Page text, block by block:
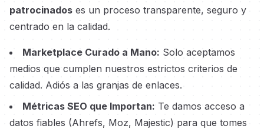
patrocinados es un proceso transparente, seguro y
centrado en la calidad.
Marketplace Curado a Mano: Solo aceptamos
medios que cumplen nuestros estrictos criterios de
calidad. Adiós a las granjas de enlaces.
Métricas SEO que Importan: Te damos acceso a
datos fiables (Ahrefs, Moz, Majestic) para que tomes